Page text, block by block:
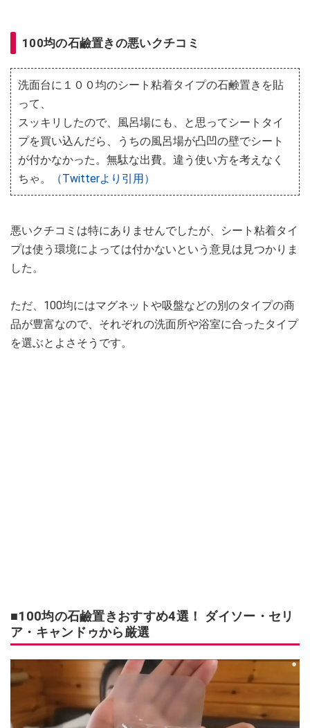
100均の石鹼置きの悪いクチコミ
洗面台に１００均のシート粘着タイプの石鹸置きを貼
って、
スッキリしたので、風呂場にも、と思ってシートタイ
プを買い込んだら、うちの風呂場が凸凹の壁でシート
が付かなかった。無駄な出費。違う使い方を考えなく
ちゃ。
（Twitterより引用）
悪いクチコミは特にありませんでしたが、シート粘着タイ
プは使う環境によっては付かないという意見は見つかりま
した。
ただ、100均にはマグネットや吸盤などの別のタイプの商
品が豊富なので、それぞれの洗面所や浴室に合ったタイプ
を選ぶとよさそうです。
■100均の石鹼置きおすすめ4選！ ダイソー・セリ
ア・キャンドゥから厳選